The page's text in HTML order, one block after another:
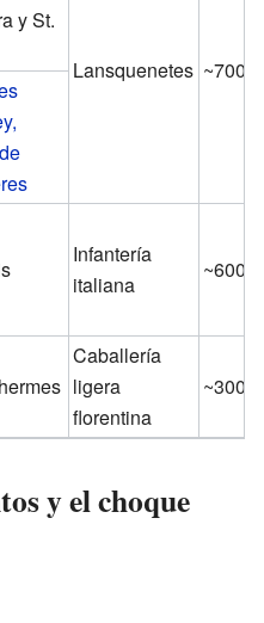
y St.
Lansquenetes ~7000
Infantería
italiana
~6000
Caballería
ligera
florentina
~300
y el choque